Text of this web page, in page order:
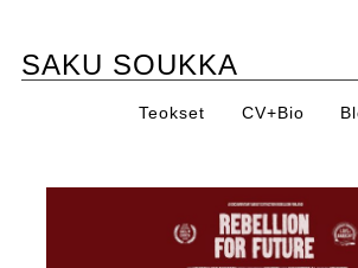
content
SAKU SOUKKA
Teokset CV+Bio